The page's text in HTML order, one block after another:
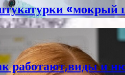
«мокрый
работают,виды и